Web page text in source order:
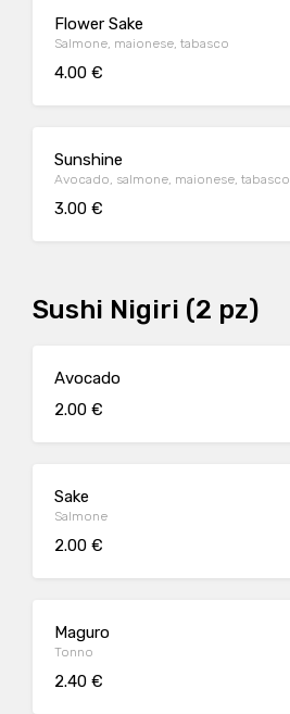
Flower Sake
Salmone, maionese, tabasco
4.00 €
Sunshine
Avocado, salmone, maionese, tabasco
3.00 €
Sushi Nigiri (2 pz)
Avocado
2.00 €
Sake
Salmone
2.00 €
Maguro
Tonno
2.40 €